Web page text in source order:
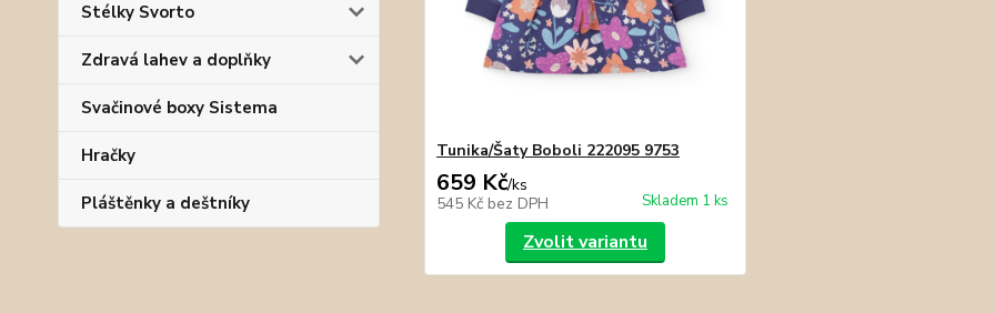
Stélky Svorto
Zdravá lahev a doplňky
Svačinové boxy Sistema
Hračky
Pláštěnky a deštníky
Tunika/Šaty Boboli 222095 9753
659 Kč/ks
545 Kč bez DPH Skladem 1 ks
Zvolit variantu